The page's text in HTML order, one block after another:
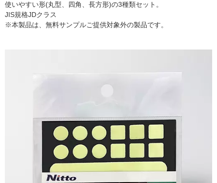
使いやすい形(丸型、四角、長方形)の3種類セット。
JIS規格JDクラス
※本製品は、無料サンプルご提供対象外の製品です。